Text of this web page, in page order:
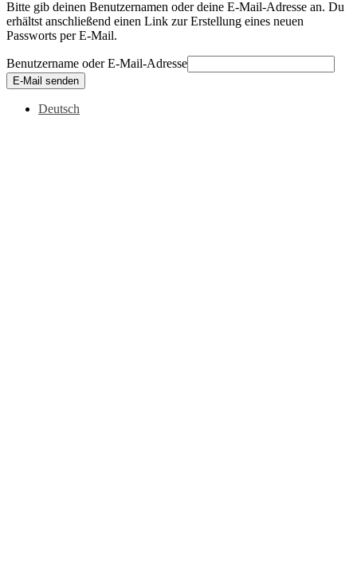
Bitte gib deinen Benutzernamen oder deine E-Mail-Adresse an. Du
erhältst anschließend einen Link zur Erstellung eines neuen
Passworts per E-Mail.
Benutzername oder E-Mail-Adresse
E-Mail senden
Deutsch